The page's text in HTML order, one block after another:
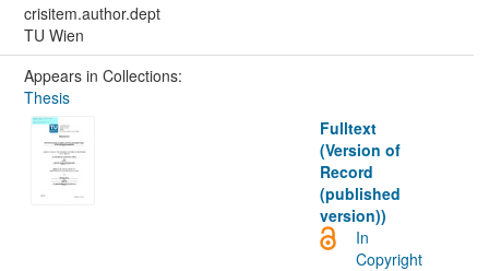
crisitem.author.dept
TU Wien
Appears in Collections:
Thesis
Fulltext
(Version of
Record
(published
version))
In
Copyright